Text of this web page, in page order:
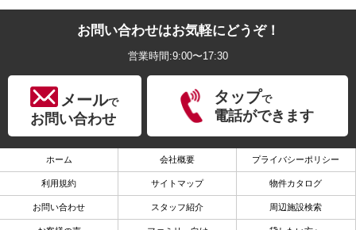
お問い合わせはお気軽にどうぞ！
営業時間:9:00〜17:30
メールで
お問い合わせ
タップで
電話ができます
ホーム 会社概要 プライバシーポリシー
利用規約 サイトマップ 物件カタログ
お問い合わせ スタッフ紹介 周辺施設検索